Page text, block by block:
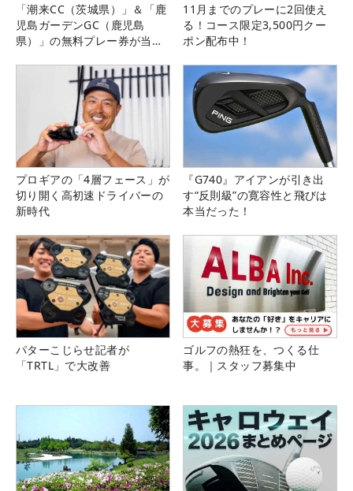
「潮来CC（茨城県）」＆「鹿
児島ガーデンGC（鹿児島
県）」の無料プレー券が当た
11月までのプレーに2回使え
る！コース限定3,500円クー
ポン配布中！
プロギアの「4層フェース」が
切り開く高初速ドライバーの
新時代
『G740』アイアンが引き出
す“反則級”の寛容性と飛びは
本当だった！
パターこじらせ記者が
「TRTL」で大改善
ゴルフの熱狂を、つくる仕
事。｜スタッフ募集中